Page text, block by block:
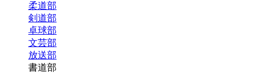
柔道部
剣道部
卓球部
文芸部
放送部
書道部